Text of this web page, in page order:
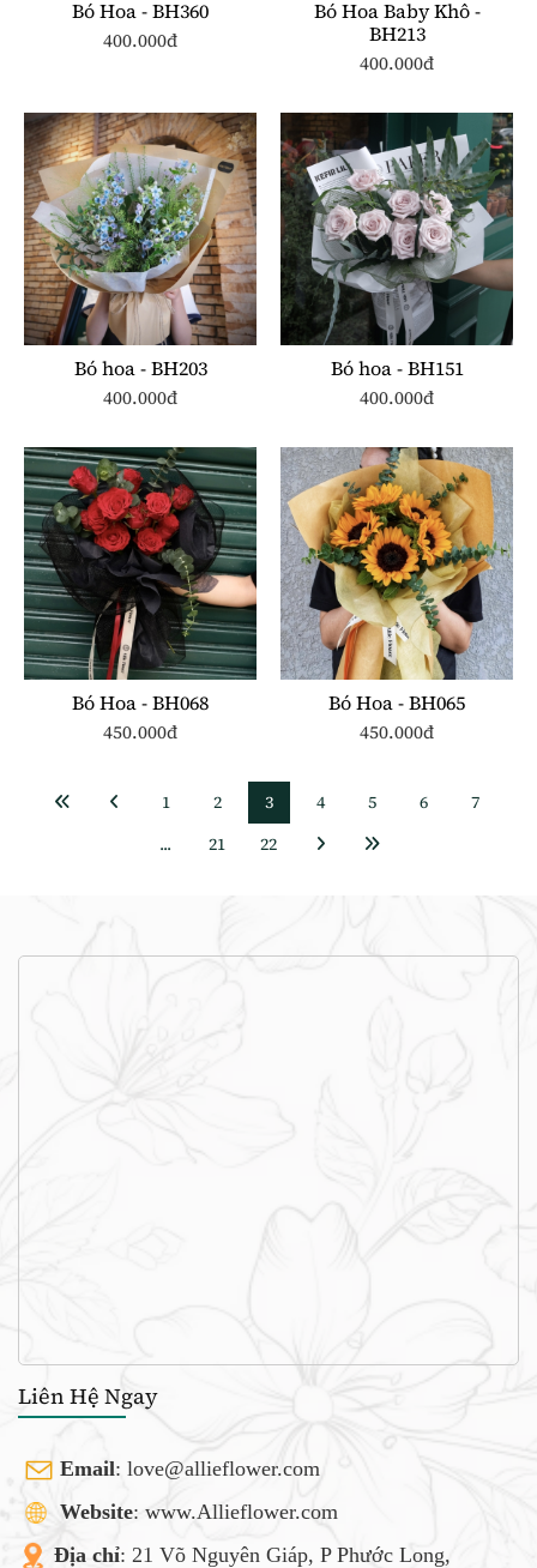
Bó Hoa - BH360
400.000đ
Bó Hoa Baby Khô -
BH213
400.000đ
Bó hoa - BH203
400.000đ
Bó hoa - BH151
400.000đ
Bó Hoa - BH068
450.000đ
Bó Hoa - BH065
450.000đ
1 2 3 4 5 6
7
...
21 22
Liên Hệ Ngay
Email: love@allieflower.com
Website: www.Allieflower.com
Địa chỉ: 21 Võ Nguyên Giáp, P Phước Long,